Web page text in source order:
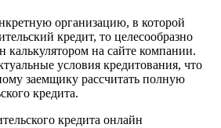
организацию, в которой
кредит, то целесообразно
калькулятором на сайте компании.
условия кредитования, что
заемщику рассчитать полную
кредита.